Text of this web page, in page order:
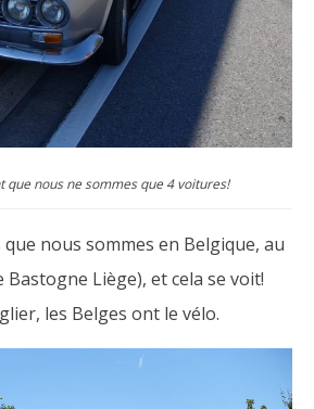
que nous ne sommes que 4 voitures!
nous sommes en Belgique, au
Bastogne Liège), et cela se voit!
les Belges ont le vélo.